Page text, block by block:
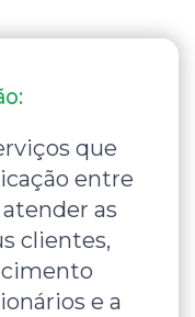
que
entre
as
clientes,
e a